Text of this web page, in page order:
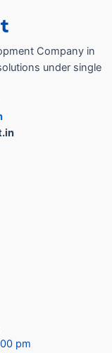
Company in
under single
pm